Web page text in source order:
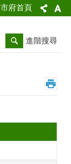
市府首頁
搜尋 進階搜尋